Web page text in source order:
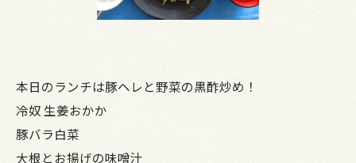
本日のランチは豚ヘレと野菜の黒酢炒め！
冷奴 生姜おかか
豚バラ白菜
大根とお揚げの味噌汁